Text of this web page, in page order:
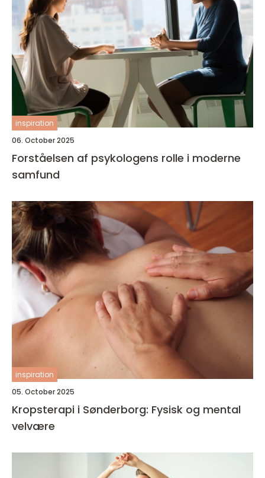
inspiration
06. October 2025
Forståelsen af psykologens rolle i moderne
samfund
inspiration
05. October 2025
Kropsterapi i Sønderborg: Fysisk og mental
velvære